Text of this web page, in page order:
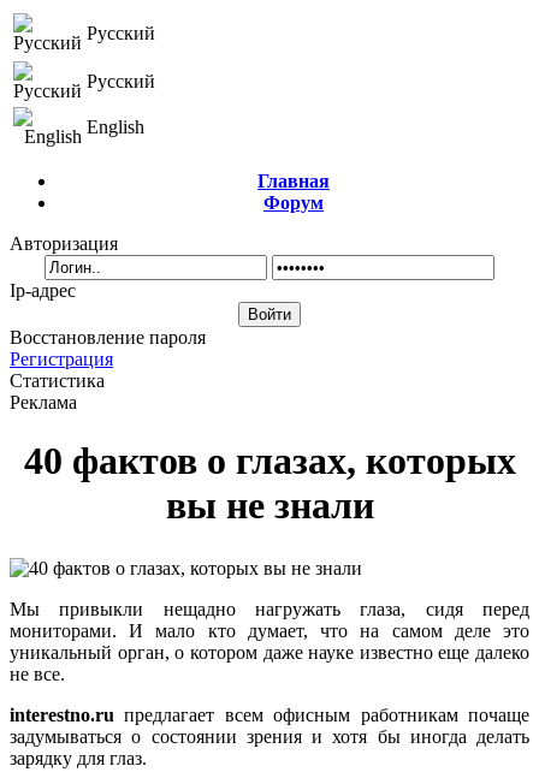
Русский
Русский
English
Главная
Форум
Авторизация
Ip-адрес
Восстановление пароля
Регистрация
Статистика
Реклама
40 фактов о глазах, которых
вы не знали
Мы привыкли нещадно нагружать глаза, сидя перед
мониторами. И мало кто думает, что на самом деле это
уникальный орган, о котором даже науке известно еще далеко
не все.
interestno.ru предлагает всем офисным работникам почаще
задумываться о состоянии зрения и хотя бы иногда делать
зарядку для глаз.